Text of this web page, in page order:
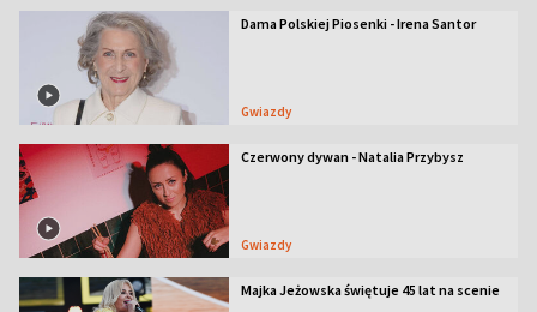
Dama Polskiej Piosenki - Irena Santor
Gwiazdy
Czerwony dywan - Natalia Przybysz
Gwiazdy
Majka Jeżowska świętuje 45 lat na scenie